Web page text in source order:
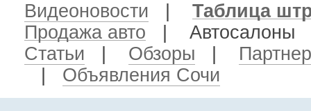
Видеоновости
Таблица
Продажа авто |
Статьи
Обзоры
Объявления Сочи